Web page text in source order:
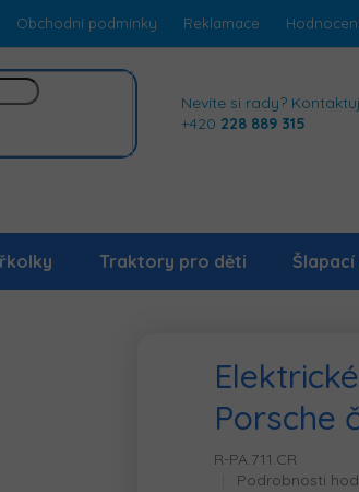
Obchodní podmínky Reklamace
Nevíte si rady?
+420 228 889 315
Traktory pro děti
Porsche
R-PA.711.CR
Průměrné
Podrobnosti